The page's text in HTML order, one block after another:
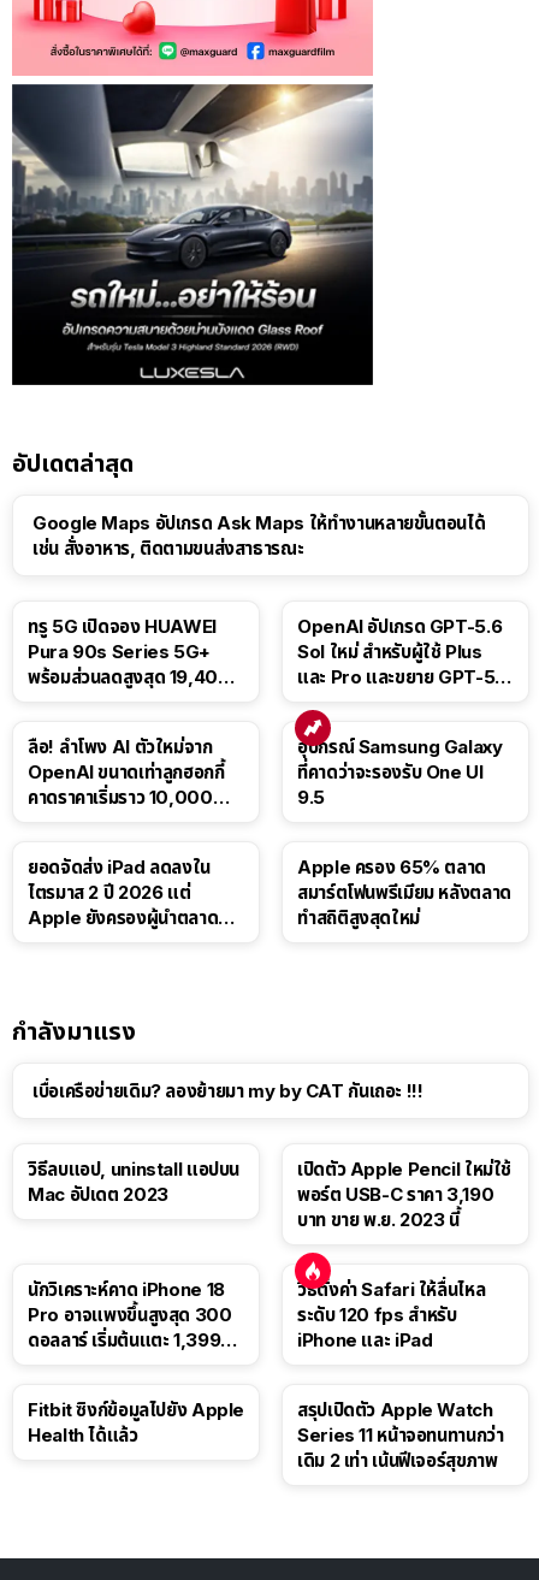
อัปเดตล่าสุด
Google Maps อัปเกรด Ask Maps ให้ทำงานหลายขั้นตอนได้
เช่น สั่งอาหาร, ติดตามขนส่งสาธารณะ
ทรู 5G เปิดจอง HUAWEI
Pura 90s Series 5G+
พร้อมส่วนลดสูงสุด 19,400
OpenAI อัปเกรด GPT-5.6
Sol ใหม่ สำหรับผู้ใช้ Plus
และ Pro และขยาย GPT-5.6
ลือ! ลำโพง AI ตัวใหม่จาก
OpenAI ขนาดเท่าลูกฮอกกี้
คาดราคาเริ่มราว 10,000
อุปกรณ์ Samsung Galaxy
ที่คาดว่าจะรองรับ One UI
9.5
ยอดจัดส่ง iPad ลดลงใน
ไตรมาส 2 ปี 2026 แต่
Apple ยังครองผู้นำตลาด
Apple ครอง 65% ตลาด
สมาร์ตโฟนพรีเมียม หลังตลาด
ทำสถิติสูงสุดใหม่
กำลังมาแรง
เบื่อเครือข่ายเดิม? ลองย้ายมา my by CAT กันเถอะ !!!
วิธีลบแอป, uninstall แอปบน
Mac อัปเดต 2023
เปิดตัว Apple Pencil ใหม่ใช้
พอร์ต USB-C ราคา 3,190
บาท ขาย พ.ย. 2023 นี้
นักวิเคราะห์คาด iPhone 18
Pro อาจแพงขึ้นสูงสุด 300
ดอลลาร์ เริ่มต้นแตะ 1,399
วิธีตั้งค่า Safari ให้ลื่นไหล
ระดับ 120 fps สำหรับ
iPhone และ iPad
Fitbit ซิงก์ข้อมูลไปยัง Apple
Health ได้แล้ว
สรุปเปิดตัว Apple Watch
Series 11 หน้าจอทนทานกว่า
เดิม 2 เท่า เน้นฟีเจอร์สุขภาพ